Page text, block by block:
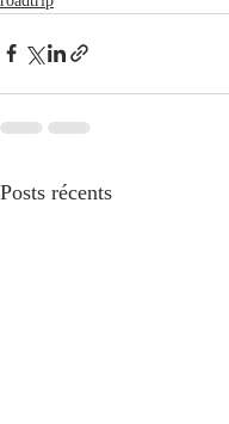
Posts récents